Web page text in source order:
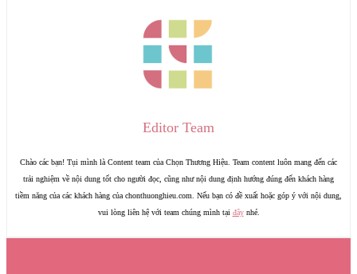
Editor Team
Chào các bạn! Tụi mình là Content team của Chọn Thương Hiệu. Team content luôn mang đến các
trải nghiệm về nội dung tốt cho người đọc, cũng như nội dung định hướng đúng đến khách hàng
tiềm năng của các khách hàng của chonthuonghieu.com. Nếu bạn có đề xuất hoặc góp ý với nội dung,
vui lòng liên hệ với team chúng mình tại đâynhé.